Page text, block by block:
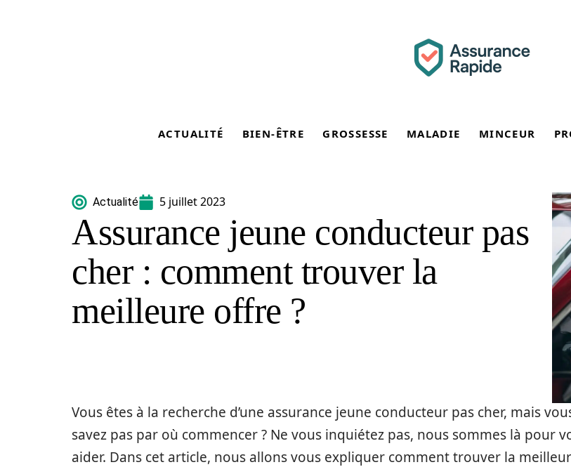
ACTUALITÉ BIEN-ÊTRE GROSSESSE MALADIE MINCEUR
Actualité 5 juillet 2023
Assurance jeune conducteur pas
cher : comment trouver la
meilleure offre ?
Vous êtes à la recherche d’une assurance jeune conducteur pas cher, mais
savez pas par où commencer ? Ne vous inquiétez pas, nous sommes là pour
aider. Dans cet article, nous allons vous expliquer comment trouver la